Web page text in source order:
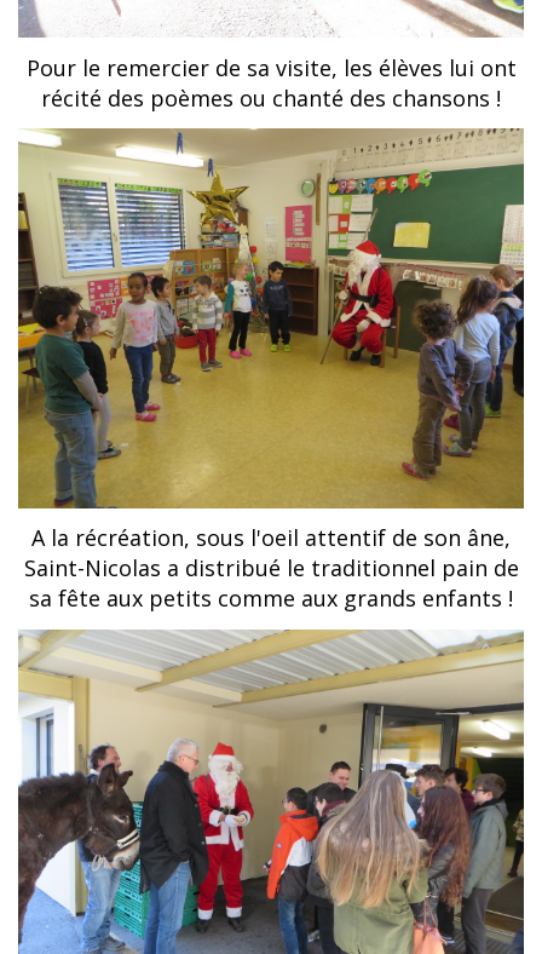
Pour le remercier de sa visite, les élèves lui ont
récité des poèmes ou chanté des chansons !
A la récréation, sous l'oeil attentif de son âne,
Saint-Nicolas a distribué le traditionnel pain de
sa fête aux petits comme aux grands enfants !